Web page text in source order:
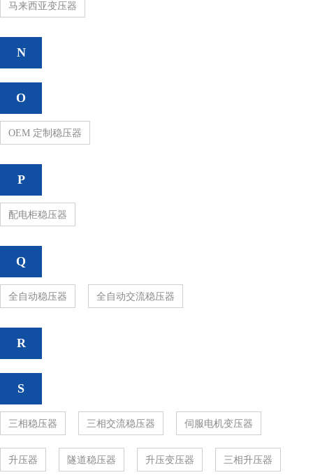
马来西亚变压器
N
O
OEM 定制稳压器
P
配电柜稳压器
Q
全自动稳压器 全自动交流稳压器
R
S
三相稳压器 三相交流稳压器 伺服电机变压器
升压器 隧道稳压器 升压变压器 三相升压器